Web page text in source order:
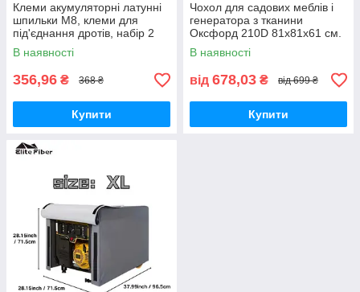
Клеми акумуляторні латунні
шпильки M8, клеми для
під'єднання дротів, набір 2
штуки.
В наявності
356,96 ₴ 368 ₴
Купити
Чохол для садових меблів і
генератора з тканини
Оксфорд 210D 81х81х61 см.
Вєтрозахисний,
водонепроникний і
пилонепроникний.
В наявності
від 678,03 ₴ від 699 ₴
Купити